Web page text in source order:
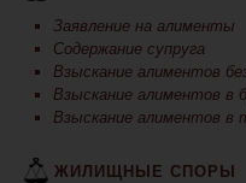
Заявление на алименты
Содержание супруга
Взыскание алиментов
Взыскание алиментов в
Взыскание алиментов в
ЖИЛИЩНЫЕ СПОРЫ